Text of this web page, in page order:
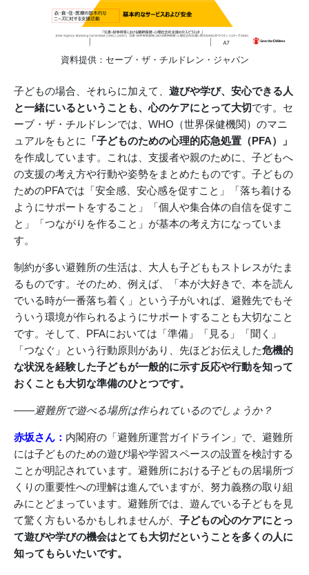
資料提供：セーブ・ザ・チルドレン・ジャパン
子どもの場合、それらに加えて、 遊びや学び、安心できる人
と一緒にいるということも、心のケアにとって大切です。セ
ーブ・ザ・チルドレンでは、WHO（世界保健機関）のマニ
ュアルをもとに
「子どものための心理的応急処置（PFA）」
を作成しています。これは、支援者や親のために、子どもへ
の支援の考え方や行動や姿勢をまとめたものです。子どもの
ためのPFAでは「安全感、安心感を促すこと」「落ち着ける
ようにサポートをすること」「個人や集合体の自信を促すこ
と」「つながりを作ること」が基本の考え方になっていま
す。
制約が多い避難所の生活は、大人も子どももストレスがたま
るものです。そのため、例えば、「本が大好きで、本を読ん
でいる時が一番落ち着く」という子がいれば、避難先でもそ
ういう環境が作られるようにサポートすることも大切なこと
です。そして、PFAにおいては「準備」「見る」「聞く」
「つなぐ」という行動原則があり、先ほどお伝えした危機的
な状況を経験した子どもが一般的に示す反応や行動を知って
おくことも大切な準備のひとつです。
――避難所で遊べる場所は作られているのでしょうか？
赤坂さん： 内閣府の「避難所運営ガイドライン」で、避難所
には子どものための遊び場や学習スペースの設置を検討する
ことが明記されています。避難所における子どもの居場所づ
くりの重要性への理解は進んでいますが、努力義務の取り組
みにとどまっています。避難所では、遊んでいる子どもを見
て驚く方もいるかもしれませんが、 子どもの心のケアにとっ
て遊びや学びの機会はとても大切だということを多くの人に
知ってもらいたいです。